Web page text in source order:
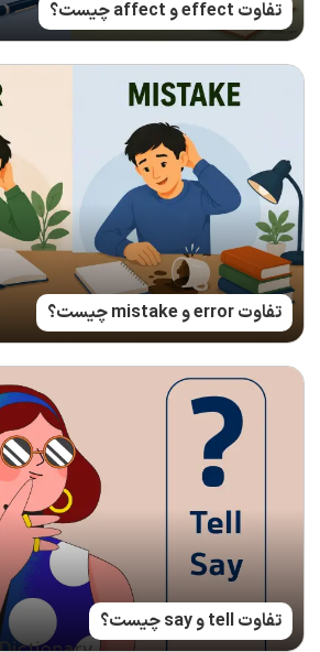
تفاوت effect و affect چیست؟
تفاوت error و mistake چیست؟
تفاوت tell و say چیست؟